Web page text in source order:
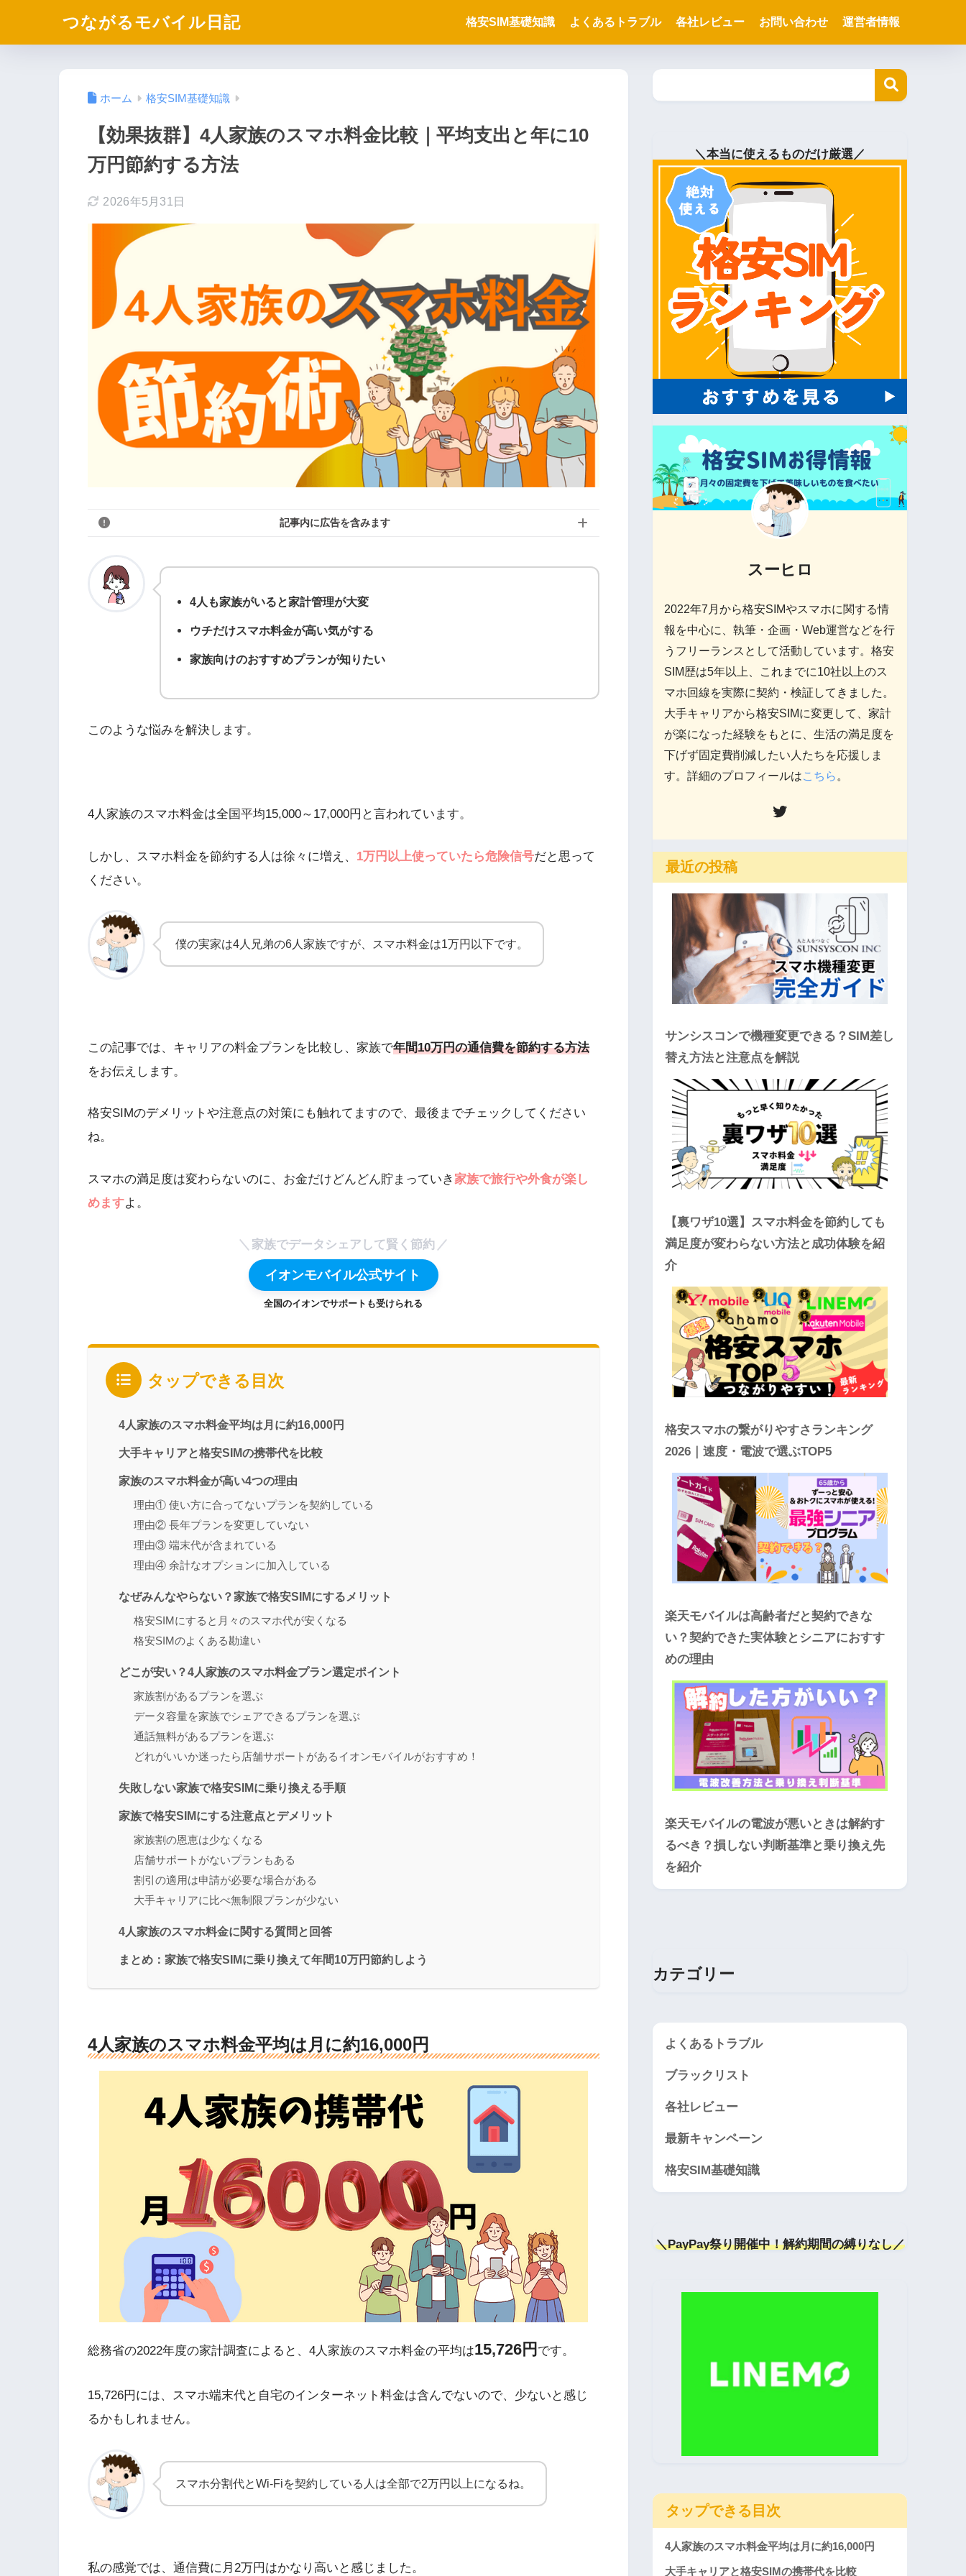
つながるモバイル日記 格安SIM基礎知識 よくあるトラブル 各社レビュー お問い合わせ 運営者情報
ホーム 格安SIM基礎知識
【効果抜群】4人家族のスマホ料金比較｜平均支出と年に10
万円節約する方法
2026年5月31日
記事内に広告を含みます
4人も家族がいると家計管理が大変
ウチだけスマホ料金が高い気がする
家族向けのおすすめプランが知りたい
このような悩みを解決します。
4人家族のスマホ料金は全国平均15,000～17,000円と言われています。
しかし、スマホ料金を節約する人は徐々に増え、 1万円以上使っていたら危険信号だと思って
ください。
僕の実家は4人兄弟の6人家族ですが、スマホ料金は1万円以下です。
この記事では、キャリアの料金プランを比較し、家族で年間10万円の通信費を節約する方法
をお伝えします。
格安SIMのデメリットや注意点の対策にも触れてますので、最後までチェックしてください
ね。
スマホの満足度は変わらないのに、お金だけどんどん貯まっていき家族で旅行や外食が楽し
めますよ。
家族でデータシェアして賢く節約
イオンモバイル公式サイト
全国のイオンでサポートも受けられる
タップできる目次
4人家族のスマホ料金平均は月に約16,000円
大手キャリアと格安SIMの携帯代を比較
家族のスマホ料金が高い4つの理由
理由① 使い方に合ってないプランを契約している
理由② 長年プランを変更していない
理由③ 端末代が含まれている
理由④ 余計なオプションに加入している
なぜみんなやらない？家族で格安SIMにするメリット
格安SIMにすると月々のスマホ代が安くなる
格安SIMのよくある勘違い
どこが安い？4人家族のスマホ料金プラン選定ポイント
家族割があるプランを選ぶ
データ容量を家族でシェアできるプランを選ぶ
通話無料があるプランを選ぶ
どれがいいか迷ったら店舗サポートがあるイオンモバイルがおすすめ！
失敗しない家族で格安SIMに乗り換える手順
家族で格安SIMにする注意点とデメリット
家族割の恩恵は少なくなる
店舗サポートがないプランもある
割引の適用は申請が必要な場合がある
大手キャリアに比べ無制限プランが少ない
4人家族のスマホ料金に関する質問と回答
まとめ：家族で格安SIMに乗り換えて年間10万円節約しよう
4人家族のスマホ料金平均は月に約16,000円
総務省の2022年度の家計調査によると、4人家族のスマホ料金の平均は15,726円 です。
15,726円には、スマホ端末代と自宅のインターネット料金は含んでないので、少ないと感じ
るかもしれません。
スマホ分割代とWi-Fiを契約している人は全部で2万円以上になるね。
私の感覚では、通信費に月2万円はかなり高いと感じました。
＼本当に使えるものだけ厳選／
スーヒロ
2022年7月から格安SIMやスマホに関する情
報を中心に、執筆・企画・Web運営などを行
うフリーランスとして活動しています。格安
SIM歴は5年以上、これまでに10社以上のス
マホ回線を実際に契約・検証してきました。
大手キャリアから格安SIMに変更して、家計
が楽になった経験をもとに、生活の満足度を
下げず固定費削減したい人たちを応援しま
す。詳細のプロフィールはこちら 。
最近の投稿
サンシスコンで機種変更できる？SIM差し
替え方法と注意点を解説
【裏ワザ10選】スマホ料金を節約しても
満足度が変わらない方法と成功体験を紹
介
格安スマホの繋がりやすさランキング
2026｜速度・電波で選ぶTOP5
楽天モバイルは高齢者だと契約できな
い？契約できた実体験とシニアにおすす
めの理由
楽天モバイルの電波が悪いときは解約す
るべき？損しない判断基準と乗り換え先
を紹介
カテゴリー
よくあるトラブル
ブラックリスト
各社レビュー
最新キャンペーン
格安SIM基礎知識
＼PayPay祭り開催中！解約期間の縛りなし／
タップできる目次
4人家族のスマホ料金平均は月に約16,000円
大手キャリアと格安SIMの携帯代を比較